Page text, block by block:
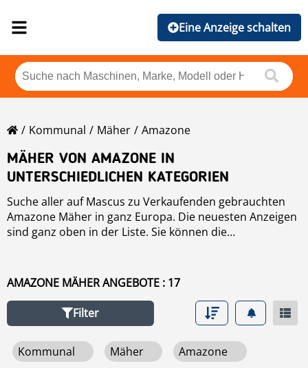
Eine Anzeige schalten
Kommunal Mäher
Amazone
MÄHER VON AMAZONE IN
UNTERSCHIEDLICHEN KATEGORIEN
Suche aller auf Mascus zu Verkaufenden gebrauchten
Amazone Mäher in ganz Europa. Die neuesten Anzeigen
sind ganz oben in der Liste. Sie können die
ordnen. Um gebrauchteMäher zu suchen, klicken Sie
AMAZONE MÄHER ANGEBOTE : 17
Filter
Kommunal Mäher Amazone